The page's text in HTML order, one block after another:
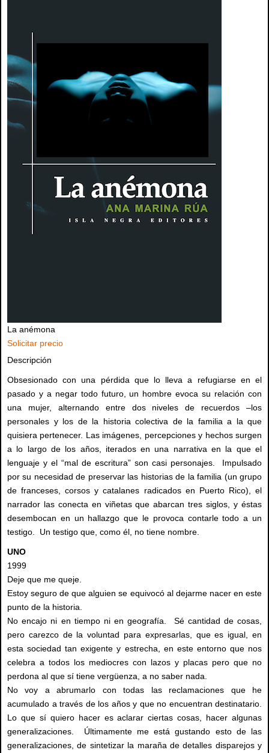
La anémona
Solicitar precio
Descripción
Obsesionado con una pérdida que lo lleva a refugiarse en el
pasado y a negar todo futuro, un hombre evoca su relación con
una mujer, alternando entre dos niveles de recuerdos –los
personales y los de la historia colectiva de la familia a la que
quisiera pertenecer. Las imágenes, percepciones y hechos surgen
a lo largo de los años, iterados en una narrativa en la que el
lenguaje y el “mal de escritura” son casi personajes. Impulsado
por su necesidad de preservar las historias de la familia (un grupo
de franceses, corsos y catalanes radicados en Puerto Rico), el
narrador las conecta en viñetas que abarcan tres siglos, y éstas
desembocan en un hallazgo que le provoca contarle todo a un
testigo. Un testigo que, como él, no tiene nombre.
UNO
1999
Deje que me queje.
Estoy seguro de que alguien se equivocó al dejarme nacer en este
punto de la historia.
No encajo ni en tiempo ni en geografía. Sé cantidad de cosas,
pero carezco de la voluntad para expresarlas, que es igual, en
esta sociedad tan exigente y estrecha, en este entorno que nos
celebra a todos los mediocres con lazos y placas pero que no
perdona al que sí tiene vergüenza, a no saber nada.
No voy a abrumarlo con todas las reclamaciones que he
acumulado a través de los años y que no encuentran destinatario.
Lo que sí quiero hacer es aclarar ciertas cosas, hacer algunas
generalizaciones. Últimamente me está gustando esto de las
generalizaciones, de sintetizar la maraña de detalles disparejos y